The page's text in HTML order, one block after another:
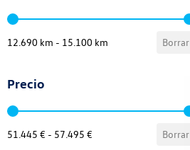
VO Selector de kilómetros
12.690 km - 15.100 km Borrar
Precio
VO Selector de precio
51.445 € - 57.495 € Borrar